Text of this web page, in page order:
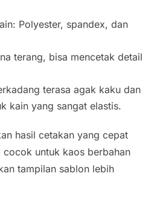
Polyester, spandex, dan
terang, bisa mencetak detail
terasa agak kaku dan
kain yang sangat elastis.
hasil cetakan yang cepat
untuk kaos berbahan
tampilan sablon lebih